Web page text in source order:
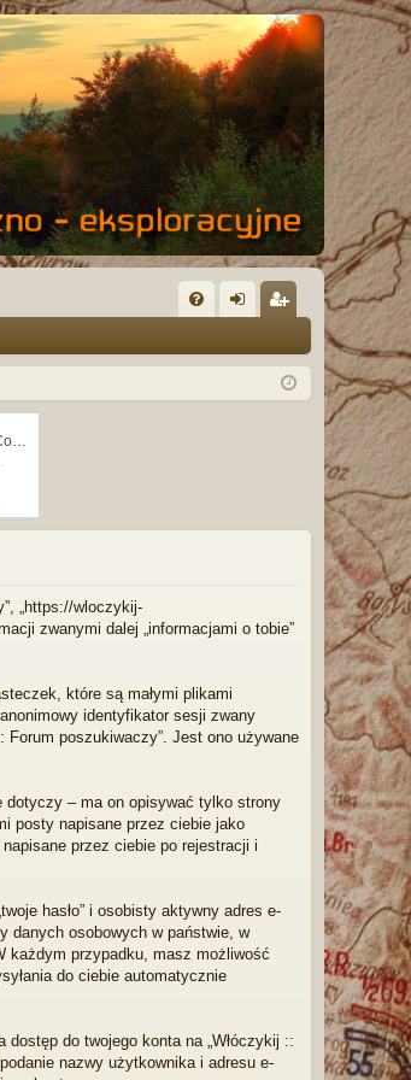
Q og ej
Wykrywacz Metalu Cobra MD-940 Sonda 24cm Analog
„https://wloczykij-
zwanymi dalej „informacjami o tobie”
które są małymi plikami
identyfikator sesji zwany
Forum poszukiwaczy”. Jest ono używane
dotyczy – ma on opisywać tylko strony
posty napisane przez ciebie jako
przez ciebie po rejestracji i
hasło” i osobisty aktywny adres e-
danych osobowych w państwie, w
każdym przypadku, masz możliwość
do ciebie automatycznie
do twojego konta na „Włóczykij ::
nazwy użytkownika i adresu e-